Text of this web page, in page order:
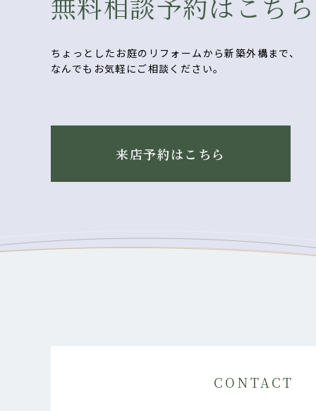
ちょっとしたお庭のリフォームから新築外構まで、
なんでもお気軽にご相談ください。
来店予約はこちら
CONTACT